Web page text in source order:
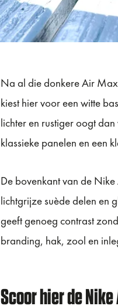
Na al die donkere Air
kiest hier voor een witte
lichter en rustiger oogt
klassieke panelen en een
De bovenkant van de
lichtgrijze suède delen en
geeft genoeg contrast
branding, hak, zool en
Scoor hier de